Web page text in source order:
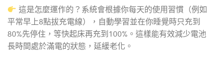
這是怎麼運作的？系統會根據你每天的使用習慣（例如
平常早上8點拔充電線），自動學習並在你睡覺時只充到
80%先停住，等快起床再充到100%。這樣能有效減少電池
長時間處於滿電的狀態，延緩老化。